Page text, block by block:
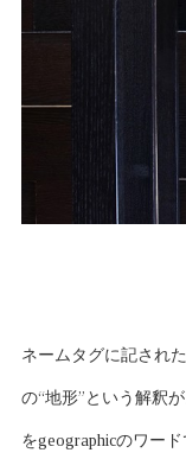
ネームタグに記され
の“地形”という解釈
をgeographicのワー